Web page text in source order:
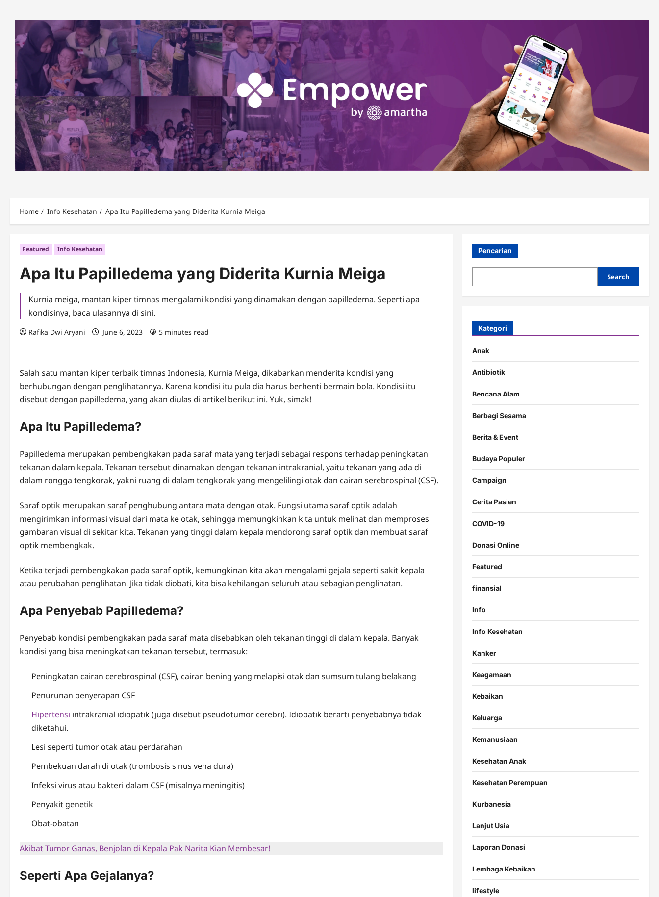
Home Info Kesehatan Apa Itu Papilledema yang Diderita Kurnia Meiga
Featured Info Kesehatan
Apa Itu Papilledema yang Diderita Kurnia Meiga
Kurnia meiga, mantan kiper timnas mengalami kondisi yang dinamakan dengan papilledema. Seperti apa
kondisinya, baca ulasannya di sini.
Rafika Dwi Aryani June 6, 2023 5 minutes read
Salah satu mantan kiper terbaik timnas Indonesia, Kurnia Meiga, dikabarkan menderita kondisi yang
berhubungan dengan penglihatannya. Karena kondisi itu pula dia harus berhenti bermain bola. Kondisi itu
disebut dengan papilledema, yang akan diulas di artikel berikut ini. Yuk, simak!
Apa Itu Papilledema?
Papilledema merupakan pembengkakan pada saraf mata yang terjadi sebagai respons terhadap peningkatan
tekanan dalam kepala. Tekanan tersebut dinamakan dengan tekanan intrakranial, yaitu tekanan yang ada di
dalam rongga tengkorak, yakni ruang di dalam tengkorak yang mengelilingi otak dan cairan serebrospinal (CSF).
Saraf optik merupakan saraf penghubung antara mata dengan otak. Fungsi utama saraf optik adalah
mengirimkan informasi visual dari mata ke otak, sehingga memungkinkan kita untuk melihat dan memproses
gambaran visual di sekitar kita. Tekanan yang tinggi dalam kepala mendorong saraf optik dan membuat saraf
optik membengkak.
Ketika terjadi pembengkakan pada saraf optik, kemungkinan kita akan mengalami gejala seperti sakit kepala
atau perubahan penglihatan. Jika tidak diobati, kita bisa kehilangan seluruh atau sebagian penglihatan.
Apa Penyebab Papilledema?
Penyebab kondisi pembengkakan pada saraf mata disebabkan oleh tekanan tinggi di dalam kepala. Banyak
kondisi yang bisa meningkatkan tekanan tersebut, termasuk:
Peningkatan cairan cerebrospinal (CSF), cairan bening yang melapisi otak dan sumsum tulang belakang
Penurunan penyerapan CSF
Hipertensi intrakranial idiopatik (juga disebut pseudotumor cerebri). Idiopatik berarti penyebabnya tidak
diketahui.
Lesi seperti tumor otak atau perdarahan
Pembekuan darah di otak (trombosis sinus vena dura)
Infeksi virus atau bakteri dalam CSF (misalnya meningitis)
Penyakit genetik
Obat-obatan
Akibat Tumor Ganas, Benjolan di Kepala Pak Narita Kian Membesar!
Seperti Apa Gejalanya?
Pencarian
Search
Kategori
Anak
Antibiotik
Bencana Alam
Berbagi Sesama
Berita & Event
Budaya Populer
Campaign
Cerita Pasien
COVID-19
Donasi Online
Featured
finansial
Info
Info Kesehatan
Kanker
Keagamaan
Kebaikan
Keluarga
Kemanusiaan
Kesehatan Anak
Kesehatan Perempuan
Kurbanesia
Lanjut Usia
Laporan Donasi
Lembaga Kebaikan
lifestyle